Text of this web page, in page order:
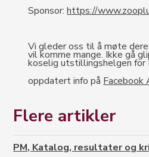
Sponsor:https://
Vi gleder oss til å møte
vil komme mange. Ikke gå
koselig utstillingshelgen for
oppdatert info på Facebook
Flere artikler
PM, Katalog, resultater og